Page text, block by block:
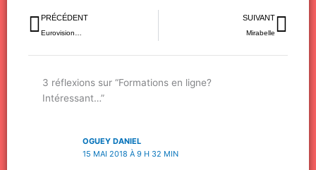
Précédent
PRÉCÉDENT
Eurovision…
SUIVANT
Mirabelle
3 réflexions sur “Formations en ligne?
Intéressant…”
OGUEY DANIEL
15 MAI 2018 À 9 H 32 MIN